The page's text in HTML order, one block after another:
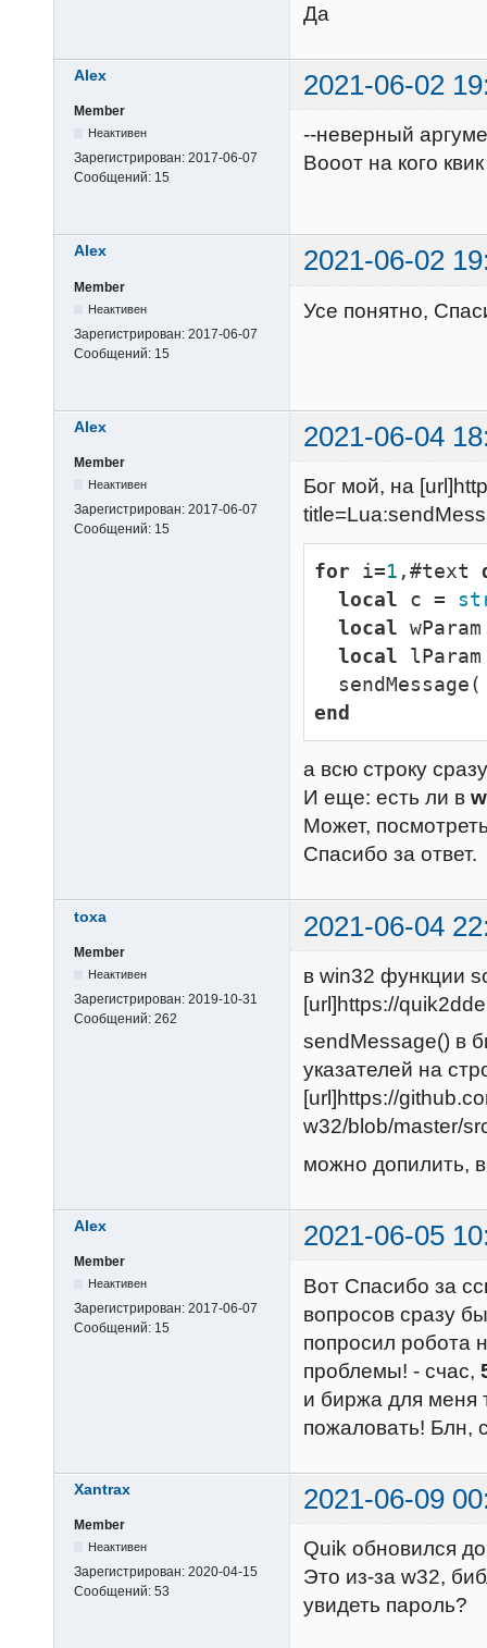
Да
Alex 2021-06-02
Member
Неактивен
Зарегистрирован: 2017-06-07
Сообщений: 15
--неверный
Вооот на кого
Alex 2021-06-02
Member
Неактивен
Зарегистрирован: 2017-06-07
Сообщений: 15
Усе понятно,
Alex 2021-06-04
Member
Неактивен
Зарегистрирован: 2017-06-07
Сообщений: 15
Бог мой, на
for i=1 ,#text
local c =
local
local
end
а всю строку
И еще: есть ли в
Может,
Спасибо за ответ.
toxa 2021-06-04
Member
Неактивен
Зарегистрирован: 2019-10-31
Сообщений: 262
в win32 функции
[url]https://
sendMessage() в
указателей на
[url]https://
w32/blob/master/
можно допилить,
Alex 2021-06-05
Member
Неактивен
Зарегистрирован: 2017-06-07
Сообщений: 15
Вот Спасибо за
вопросов сразу
попросил робота
проблемы! - счас,
и биржа для меня
пожаловать! Блн,
Xantrax 2021-06-09
Member
Неактивен
Зарегистрирован: 2020-04-15
Сообщений: 53
Quik обновился
Это из-за w32,
увидеть пароль?